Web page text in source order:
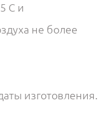
С и
не более
изготовления.